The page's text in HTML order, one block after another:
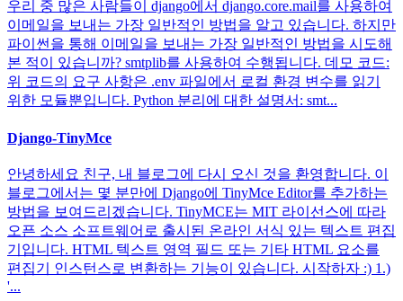
우리 중 많은 사람들이 django에서 django.core.mail를 사용하여
이메일을 보내는 가장 일반적인 방법을 알고 있습니다. 하지만
파이썬을 통해 이메일을 보내는 가장 일반적인 방법을 시도해
본 적이 있습니까? smtplib를 사용하여 수행됩니다. 데모 코드:
위 코드의 요구 사항은 .env 파일에서 로컬 환경 변수를 읽기
위한 모듈뿐입니다. Python 분리에 대한 설명서: smt...
Django-TinyMce
안녕하세요 친구, 내 블로그에 다시 오신 것을 환영합니다. 이
블로그에서는 몇 분만에 Django에 TinyMce Editor를 추가하는
방법을 보여드리겠습니다. TinyMCE는 MIT 라이선스에 따라
오픈 소스 소프트웨어로 출시된 온라인 서식 있는 텍스트 편집
기입니다. HTML 텍스트 영역 필드 또는 기타 HTML 요소를
편집기 인스턴스로 변환하는 기능이 있습니다. 시작하자 :) 1.)
'...